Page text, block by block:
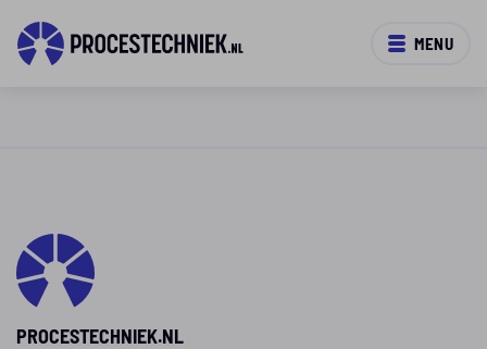
MENU
PROCESTECHNIEK.NL